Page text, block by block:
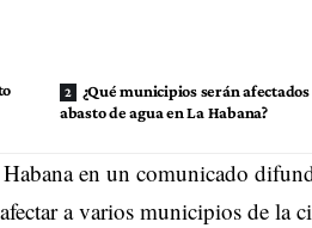
¿Qué municipios serán
abasto de agua en La Habana?
en un comunicado
a varios municipios de la